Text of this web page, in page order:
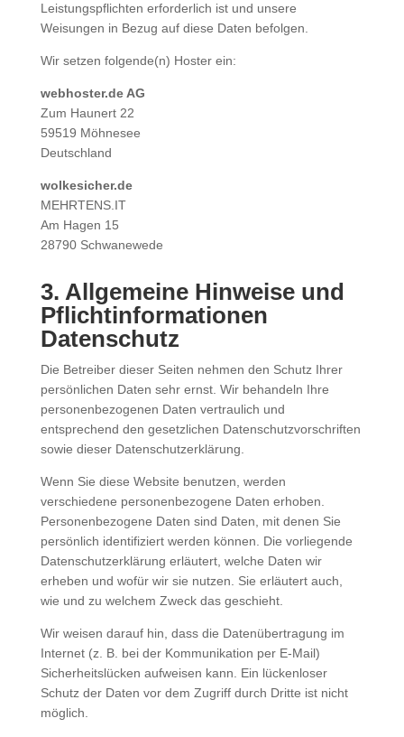
Leistungspflichten erforderlich ist und unsere
Weisungen in Bezug auf diese Daten befolgen.
Wir setzen folgende(n) Hoster ein:
webhoster.de AG
Zum Haunert 22
59519 Möhnesee
Deutschland
wolkesicher.de
MEHRTENS.IT
Am Hagen 15
28790 Schwanewede
3. Allgemeine Hinweise und
Pflichtinformationen
Datenschutz
Die Betreiber dieser Seiten nehmen den Schutz Ihrer
persönlichen Daten sehr ernst. Wir behandeln Ihre
personenbezogenen Daten vertraulich und
entsprechend den gesetzlichen Datenschutzvorschriften
sowie dieser Datenschutzerklärung.
Wenn Sie diese Website benutzen, werden
verschiedene personenbezogene Daten erhoben.
Personenbezogene Daten sind Daten, mit denen Sie
persönlich identifiziert werden können. Die vorliegende
Datenschutzerklärung erläutert, welche Daten wir
erheben und wofür wir sie nutzen. Sie erläutert auch,
wie und zu welchem Zweck das geschieht.
Wir weisen darauf hin, dass die Datenübertragung im
Internet (z. B. bei der Kommunikation per E-Mail)
Sicherheitslücken aufweisen kann. Ein lückenloser
Schutz der Daten vor dem Zugriff durch Dritte ist nicht
möglich.